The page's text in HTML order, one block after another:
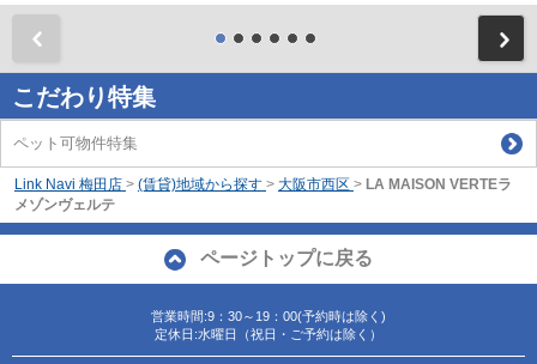
こだわり特集
ペット可物件特集
Link Navi 梅田店 > (賃貸)地域から探す > 大阪市西区 > LA MAISON VERTEラ
メゾンヴェルテ
ページトップに戻る
営業時間:9：30～19：00(予約時は除く)
定休日:水曜日（祝日・ご予約は除く）